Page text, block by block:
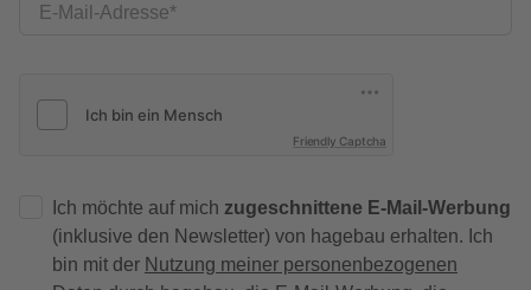
E-Mail-Adresse
Friendly Captcha
Ich möchte auf mich zugeschnittene E-Mail-Werbung
(inklusive den Newsletter) von hagebau erhalten. Ich
bin mit der Nutzung meiner personenbezogenen